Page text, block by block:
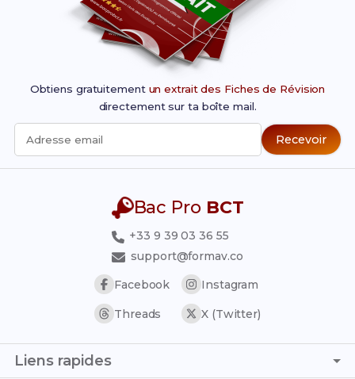
Obtiens gratuitement un extrait des Fiches de Révision
directement sur ta boîte mail.
Adresse email Recevoir
Bac Pro BCT
+33 9 39 03 36 55
support@formav.co
Facebook
Instagram
Threads X (Twitter)
Liens rapides